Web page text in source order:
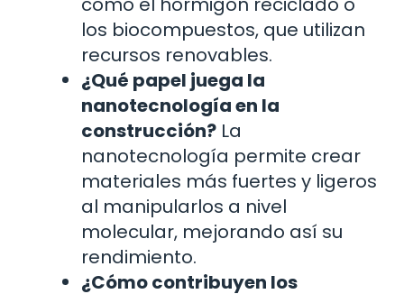
los biocompuestos, que utilizan
recursos renovables.
¿Qué papel juega la
nanotecnología en la
construcción? La
nanotecnología permite crear
materiales más fuertes y ligeros
al manipularlos a nivel
molecular, mejorando así su
rendimiento.
¿Cómo contribuyen los